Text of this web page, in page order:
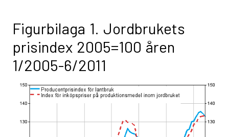
Figurbilaga 1. Jordbrukets
prisindex 2005=100 åren
1/2005-6/2011